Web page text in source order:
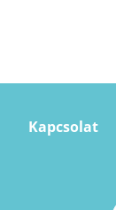
Kapcsolat